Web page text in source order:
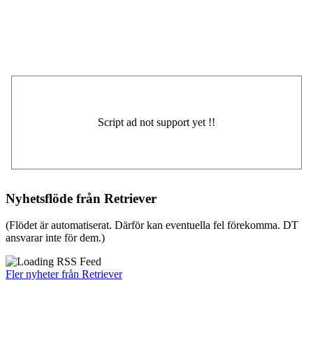
Nyhetsflöde från Retriever
(Flödet är automatiserat. Därför kan eventuella fel förekomma. DT
ansvarar inte för dem.)
Fler nyheter från Retriever